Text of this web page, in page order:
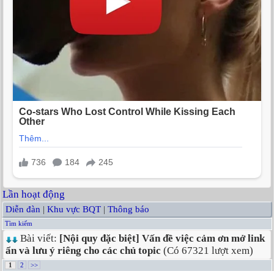
Lần hoạt động
Diễn đàn | Khu vực BQT | Thông báo
Tìm kiếm
Bài viết: [Nội quy đặc biệt] Vấn đề việc cảm ơn mở link
ẩn và lưu ý riêng cho các chủ topic (Có 67321 lượt xem)
1 2 >>